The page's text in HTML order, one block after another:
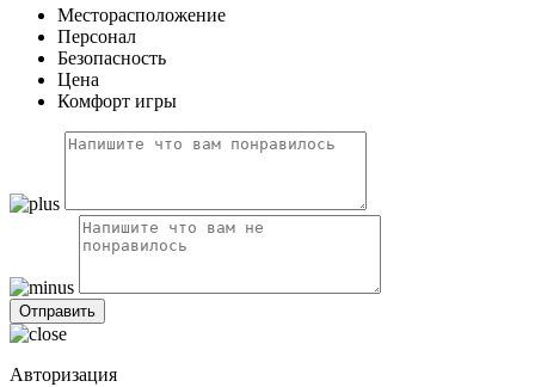
Месторасположение
Персонал
Безопасность
Цена
Комфорт игры
Авторизация